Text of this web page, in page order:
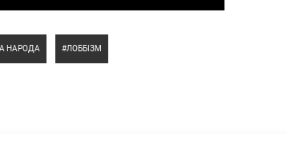
НАРОДА ЛОББІЗМ